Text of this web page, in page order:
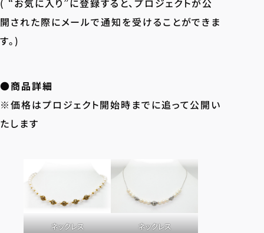
( “お気に入り”に登録すると、プロジェクトが公
開された際にメールで通知を受けることができま
す。)
●商品詳細
※価格はプロジェクト開始時までに追って公開い
たします
ネックレス ネックレス